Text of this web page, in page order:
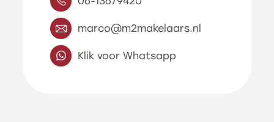
Aanvaarding
Soort woning
marco@m2makelaars.nl
Klik voor Whatsapp